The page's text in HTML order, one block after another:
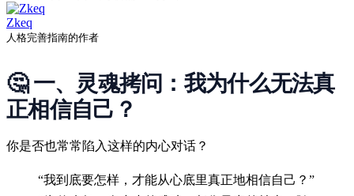
Zkeq
人格完善指南的作者
🤔 一、灵魂拷问：我为什么无法真
正相信自己？
你是否也常常陷入这样的内心对话？
“我到底要怎样，才能从心底里真正地相信自己？”